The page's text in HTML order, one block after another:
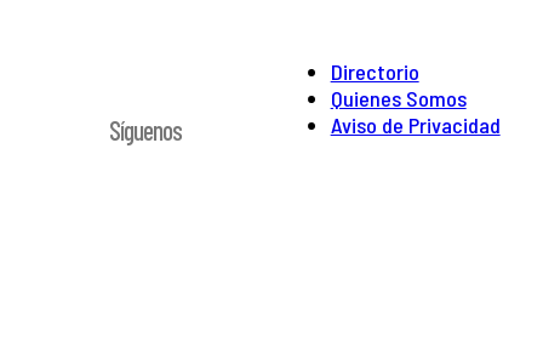
Directorio
Quienes Somos
Aviso de Privacidad
Síguenos